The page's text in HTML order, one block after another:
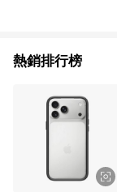
熱銷排行榜